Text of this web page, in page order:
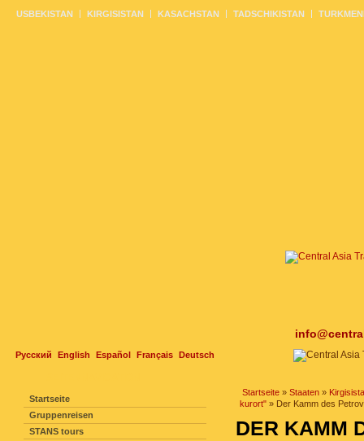
Русский English Español Français Deutsch
USBEKISTAN KIRGISISTAN KASACHSTAN TADSCHIKISTAN
Startseite » Staaten »
kurort" » Der Kamm des
DER KAMM
Startseite
Gruppenreisen
STANS tours